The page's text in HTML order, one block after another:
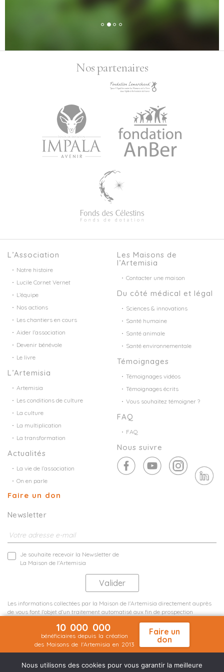
Nos partenaires
L’Association
Notre histoire
Lucile Cornet Vernet
L’équipe
Nos actions
Les chantiers en cours
Aider l’association
Devenir bénévole
Le livre
L’Artemisia
Artemisia
Les conditions de culture
La culture
La multiplication
La transformation
Actualités
La vie de l’association
On en parle
Faire un don
Les Maisons de
l’Artemisia
Contacter une maison
Du côté médical et légal
Sciences & innovations
Santé humaine
Santé animale
Santé environnementale
Témoignages
Témoignages vidéos
Témoignages écrits
Vous souhaitez témoigner ?
FAQ
FAQ
Nous suivre
Newsletter
Je souhaite recevoir la Newsletter de
La Maison de l'Artemisia
Les informations collectées par la Maison de l'Artemisia directement auprès
de vous font l'objet d'un traitement automatisé aux fin de prospection
10 000 000
bénéficiaires depuis la création
des Maisons de l'Artemisia en 2013
Faire un
don
Nous utilisons des cookies pour vous garantir la meilleure